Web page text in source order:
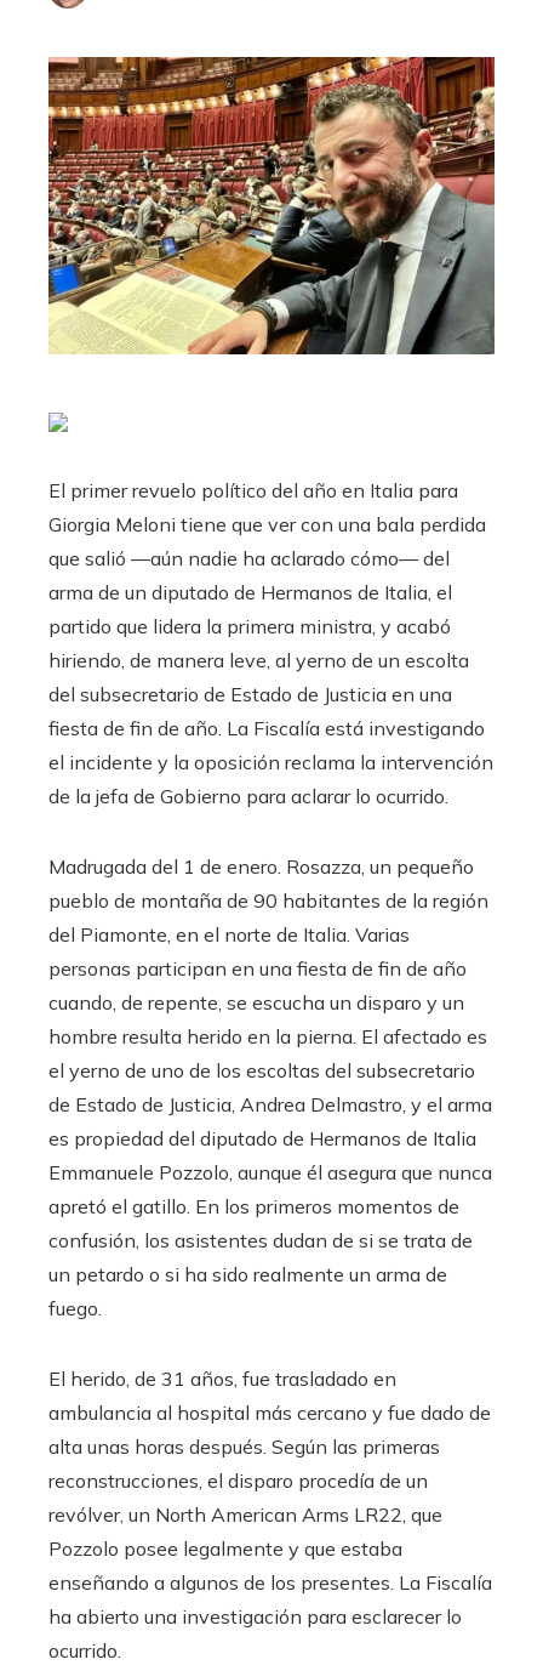
El primer revuelo político del año en Italia para
Giorgia Meloni tiene que ver con una bala perdida
que salió —aún nadie ha aclarado cómo— del
arma de un diputado de Hermanos de Italia, el
partido que lidera la primera ministra, y acabó
hiriendo, de manera leve, al yerno de un escolta
del subsecretario de Estado de Justicia en una
fiesta de fin de año. La Fiscalía está investigando
el incidente y la oposición reclama la intervención
de la jefa de Gobierno para aclarar lo ocurrido.
Madrugada del 1 de enero. Rosazza, un pequeño
pueblo de montaña de 90 habitantes de la región
del Piamonte, en el norte de Italia. Varias
personas participan en una fiesta de fin de año
cuando, de repente, se escucha un disparo y un
hombre resulta herido en la pierna. El afectado es
el yerno de uno de los escoltas del subsecretario
de Estado de Justicia, Andrea Delmastro, y el arma
es propiedad del diputado de Hermanos de Italia
Emmanuele Pozzolo, aunque él asegura que nunca
apretó el gatillo. En los primeros momentos de
confusión, los asistentes dudan de si se trata de
un petardo o si ha sido realmente un arma de
fuego.
El herido, de 31 años, fue trasladado en
ambulancia al hospital más cercano y fue dado de
alta unas horas después. Según las primeras
reconstrucciones, el disparo procedía de un
revólver, un North American Arms LR22, que
Pozzolo posee legalmente y que estaba
enseñando a algunos de los presentes. La Fiscalía
ha abierto una investigación para esclarecer lo
ocurrido.